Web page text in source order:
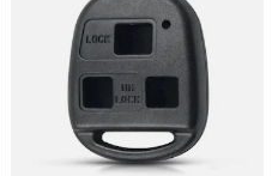
bilnycklar på 24.se. Här får
även prisgaranti, 365 dagars
2-3 dagar (eller 24 h med
för dina bilnycklar idag!